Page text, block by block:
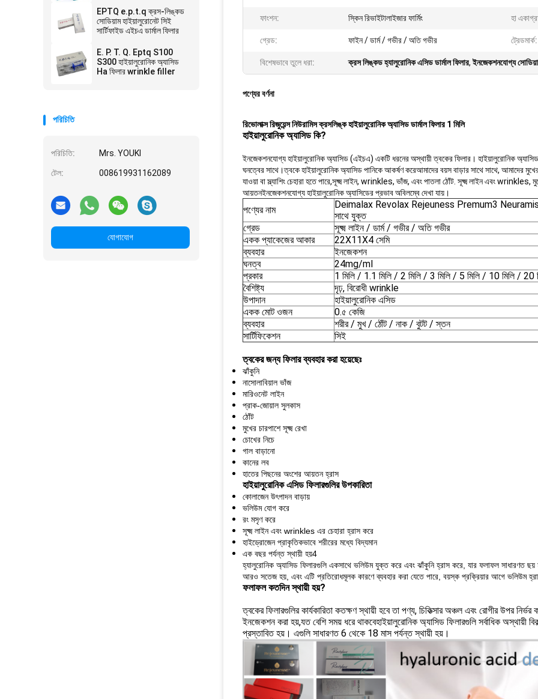
EPTQ e.p.t.q ক্রস-লিঙ্কড
সোডিয়াম হাইয়ালুরোনেট সিই
সার্টিফাইড এইচএ ডার্মাল ফিলার
E. P. T. Q. Eptq S100
S300 হাইয়ালুরোনিক অ্যাসিড
Ha ফিলার wrinkle filler
পরিচিতি
পরিচিতি: Mrs. YOUKI
টেল: 008619931162089
যোগাযোগ
ফাংশন: স্কিন রিভাইটালাইজার ফার্মিং হা
গ্রেড: ফাইন / ডার্ম / গভীর / অতি গভীর ট্রেডমার্ক:
বিশেষভাবে তুলে ধরা: ক্রস লিঙ্কড হ্যালুরোনিক এসিড ডার্মাল ফিলার,ইনজেকশনযোগ্য
পণ্যের বর্ণনা
রিভোলাক্স রিজুয়েন্স নিউরামিস ক্রসলিঙ্ক হাইয়ালুরোনিক অ্যাসিড ডার্মাল ফিলার 1 মিলি
হাইয়ালুরোনিক অ্যাসিড কি?
ইনজেকশনযোগ্য হাইয়ালুরোনিক অ্যাসিড (এইচএ) একটি ধরনের অস্থায়ী ত্বকের ফিলার। হাইয়ালুরোনিক অ্যাসিড
ঘনত্বের সাথে।ত্বকে হাইয়ালুরোনিক অ্যাসিড পানিকে আকর্ষণ করেআমাদের বয়স বাড়ার সাথে সাথে, আমাদের
যাওয়া বা স্ল্যাশিং চেহারা হতে পারে,সূক্ষ্ম লাইন, wrinkles, ভাঁজ, এবং পাতলা ঠোঁট. সূক্ষ্ম লাইন এবং wrinkles,
আয়তনইনজেকশনযোগ্য হাইয়ালুরোনিক অ্যাসিডের প্রভাব অবিলম্বে দেখা যায়।
পণ্যের নাম
Deimalax Revolax Rejeuness Premum3
সাথে যুক্ত
গ্রেড
সূক্ষ্ম লাইন / ডার্ম / গভীর / অতি গভীর
একক প্যাকেজের আকার
22X11X4 সেমি
ব্যবহার
ইনজেকশন
ঘনত্ব
24mg/ml
প্রকার
1 মিলি / 1.1 মিলি / 2 মিলি / 3 মিলি / 5 মিলি / 10 মিলি / 20
বৈশিষ্ট্য
দৃঢ়, বিরোধী wrinkle
উপাদান
হাইয়ালুরোনিক এসিড
একক মোট ওজন
0.৫ কেজি
ব্যবহার
শরীর / মুখ / ঠোঁট / নাক / বুটট / স্তন
সার্টিফিকেশন
সিই
ত্বকের জন্য ফিলার ব্যবহার করা হয়েছেঃ
ঝাঁকুনি
নাসোলাবিয়াল ভাঁজ
মারিওনেট লাইন
প্রাক-জোয়াল সুলকাস
ঠোঁট
মুখের চারপাশে সূক্ষ্ম রেখা
চোখের নিচে
গাল বাড়ানো
কানের লব
হাতের পিছনের অংশের আয়তন হ্রাস
হাইয়ালুরোনিক এসিড ফিলারগুলির উপকারিতা
কোলাজেন উৎপাদন বাড়ায়
ভলিউম যোগ করে
রং মসৃণ করে
সূক্ষ্ম লাইন এবং wrinkles এর চেহারা হ্রাস করে
হাইড্রোজেন প্রাকৃতিকভাবে শরীরের মধ্যে বিদ্যমান
এক বছর পর্যন্ত স্থায়ী হয়4
হ্যালুরোনিক অ্যাসিড ফিলারগুলি একসাথে ভলিউম যুক্ত করে এবং ঝাঁকুনি হ্রাস করে, যার ফলাফল সাধারণত
আরও সতেজ হয়, এবং এটি প্রতিরোধমূলক কারণে ব্যবহার করা যেতে পারে, বয়স্ক প্রক্রিয়ার আগে ভলিউম
ফলাফল কতদিন স্থায়ী হয়?
ত্বকের ফিলারগুলির কার্যকারিতা কতক্ষণ স্থায়ী হবে তা পণ্য, চিকিত্সার অঞ্চল এবং রোগীর উপর
ইনজেকশন করা হয়,যত বেশি সময় ধরে থাকবেহাইয়ালুরোনিক অ্যাসিড ফিলারগুলি সর্বাধিক অস্থায়ী
প্রস্তাবিত হয়। এগুলি সাধারণত 6 থেকে 18 মাস পর্যন্ত স্থায়ী হয়।